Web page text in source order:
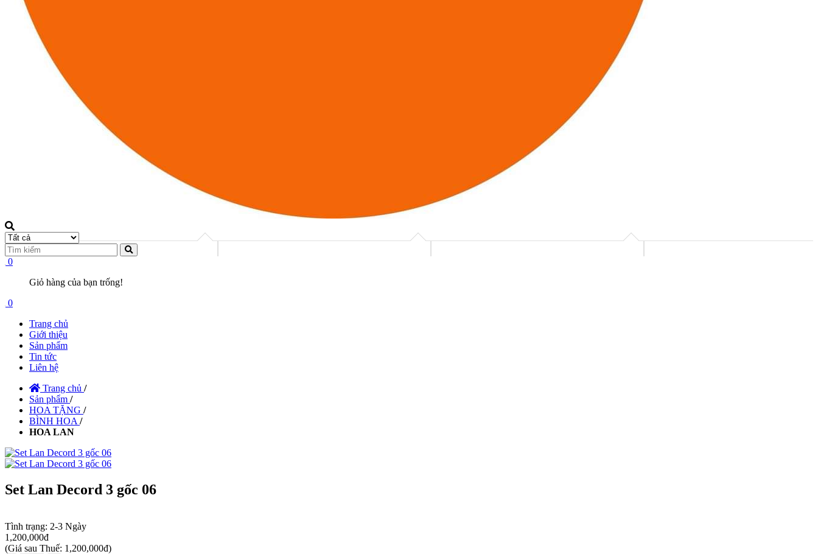
0
Giỏ hàng của bạn trống!
0
Trang chủ
Giới thiệu
Sản phẩm
Tin tức
Liên hệ
Trang chủ /
Sản phẩm /
HOA TẶNG /
BÌNH HOA /
HOA LAN
Set Lan Decord 3 gốc 06
Tình trạng: 2-3 Ngày
1,200,000đ
(Giá sau Thuế: 1,200,000đ)